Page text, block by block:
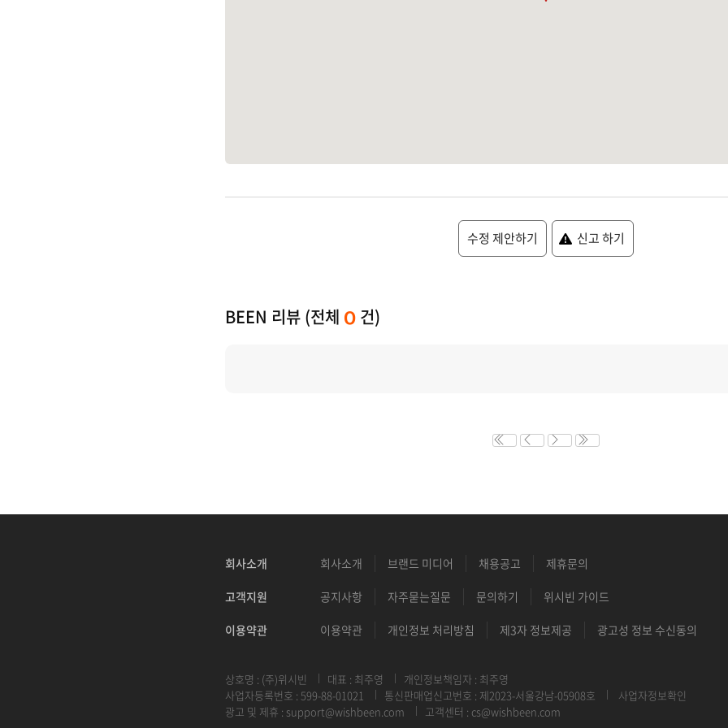
수정 제안하기 신고 하기
BEEN 리뷰 (전체 0 건)
회사소개 회사소개 브랜드 미디어 채용공고 제휴문의
고객지원 공지사항 자주묻는질문 문의하기 위시빈 가이드
이용약관 이용약관 개인정보 처리방침 제3자 정보제공 광고성 정보 수신동의
상호명 : (주)위시빈 대표 : 최주영
개인정보책임자 : 최주영
사업자등록번호 : 599-88-01021
통신판매업신고번호 : 제2023-서울강남-05908호
사업자정보확인
광고 및 제휴 : support@wishbeen.com 고객센터 : cs@wishbeen.com